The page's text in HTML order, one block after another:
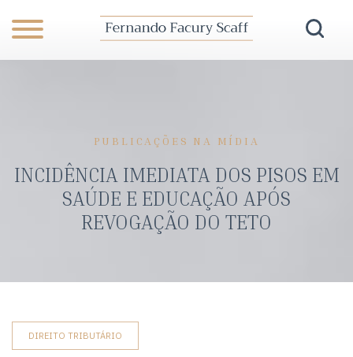
PUBLICAÇÕES NA MÍDIA
INCIDÊNCIA IMEDIATA DOS PISOS EM
SAÚDE E EDUCAÇÃO APÓS
REVOGAÇÃO DO TETO
DIREITO TRIBUTÁRIO